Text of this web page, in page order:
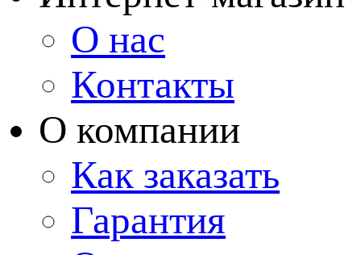
О нас
Контакты
О компании
Как заказать
Гарантия